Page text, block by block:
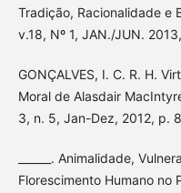
Tradição, Racionalidade e
v.18, Nº 1, JAN./JUN.
GONÇALVES, I. C. R. H.
Moral de Alasdair
3, n. 5, Jan-Dez, 2012, p.
______. Animalidade,
Florescimento Humano no